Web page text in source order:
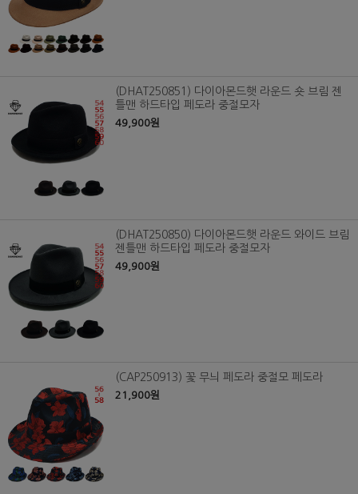
(DHAT250851) 다이아몬드햇 라운드 숏 브림 젠
틀맨 하드타입 페도라 중절모자
49,900원
(DHAT250850) 다이아몬드햇 라운드 와이드 브림
젠틀맨 하드타입 페도라 중절모자
49,900원
(CAP250913) 꽃 무늬 페도라 중절모 페도라
21,900원